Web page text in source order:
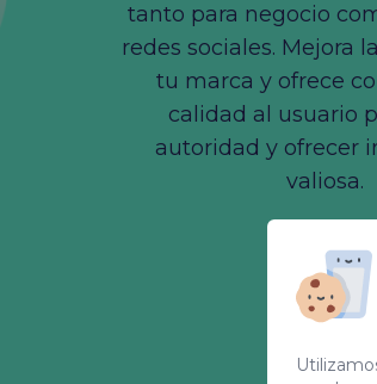
tanto para negocio
redes sociales. Mejora
tu marca y ofrece
calidad al usuario
autoridad y ofrecer
valiosa.